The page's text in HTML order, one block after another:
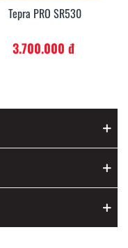
Tepra PRO SR530
3.700.000 đ